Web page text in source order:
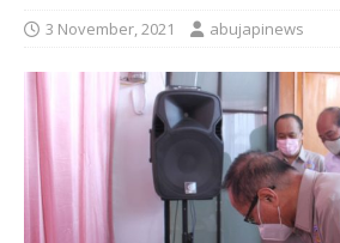
3 November, 2021 abujapinews